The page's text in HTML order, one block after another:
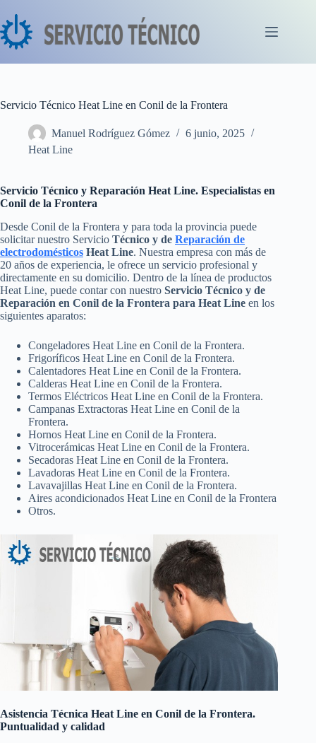
al
contenido
Servicio Técnico Heat Line en Conil de la Frontera
Manuel Rodríguez Gómez
6 junio, 2025
Heat Line
Servicio Técnico y Reparación Heat Line. Especialistas en
Conil de la Frontera
Desde Conil de la Frontera y para toda la provincia puede
solicitar nuestro Servicio Técnico y de Reparación de
electrodomésticos Heat Line. Nuestra empresa con más de
20 años de experiencia, le ofrece un servicio profesional y
directamente en su domicilio. Dentro de la línea de productos
Heat Line, puede contar con nuestro Servicio Técnico y de
Reparación en Conil de la Frontera para Heat Line en los
siguientes aparatos:
Congeladores Heat Line en Conil de la Frontera.
Frigoríficos Heat Line en Conil de la Frontera.
Calentadores Heat Line en Conil de la Frontera.
Calderas Heat Line en Conil de la Frontera.
Termos Eléctricos Heat Line en Conil de la Frontera.
Campanas Extractoras Heat Line en Conil de la
Frontera.
Hornos Heat Line en Conil de la Frontera.
Vitrocerámicas Heat Line en Conil de la Frontera.
Secadoras Heat Line en Conil de la Frontera.
Lavadoras Heat Line en Conil de la Frontera.
Lavavajillas Heat Line en Conil de la Frontera.
Aires acondicionados Heat Line en Conil de la Frontera
Otros.
Asistencia Técnica Heat Line en Conil de la Frontera.
Puntualidad y calidad